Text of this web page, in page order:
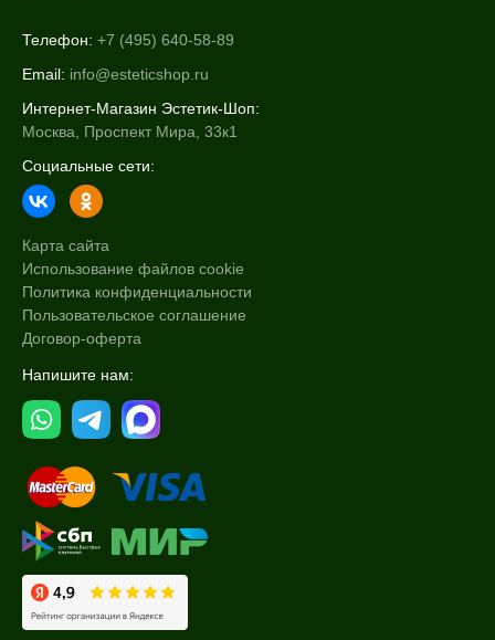
Телефон: +7 (495) 640-58-89
Email: info@esteticshop.ru
Интернет-Магазин Эстетик-Шоп:
Москва, Проспект Мира, 33к1
Социальные сети:
Карта сайта
Использование файлов cookie
Политика конфиденциальности
Пользовательское соглашение
Договор-оферта
Напишите нам: